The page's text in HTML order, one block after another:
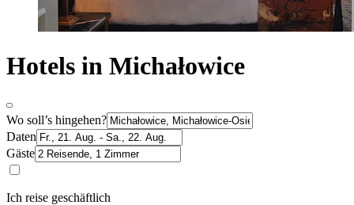
Hotels in Michałowice
Wo soll’s hingehen?
Daten
Gäste
Ich reise geschäftlich